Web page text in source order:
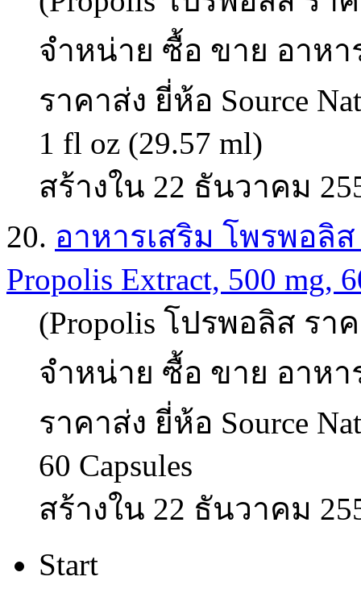
จำหน่าย ซื้อ ขาย อาหา
ราคาส่ง ยี่ห้อ Source
1 fl oz (29.57 ml)
สร้างใน 22 ธันวาคม
20. อาหารเสริม โพรพอลิส
Propolis Extract, 500 mg,
(Propolis โปรพอลิส รา
จำหน่าย ซื้อ ขาย อาหา
ราคาส่ง ยี่ห้อ Source
60 Capsules
สร้างใน 22 ธันวาคม
Start